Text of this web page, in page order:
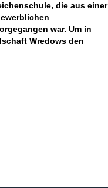
die aus einer
war. Um in
Wredows den